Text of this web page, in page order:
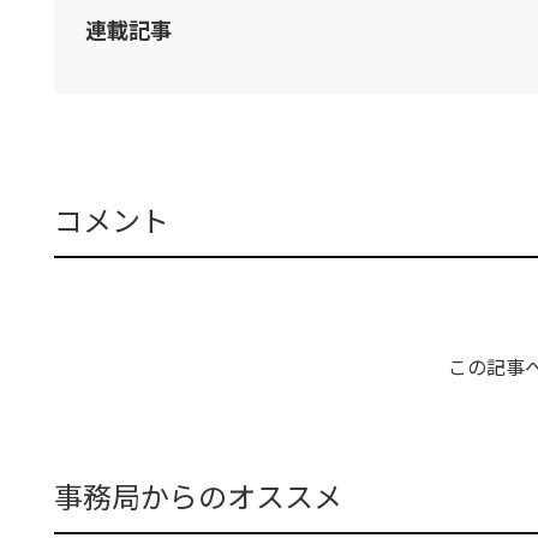
連載記事
コメント
この記事
事務局からのオススメ